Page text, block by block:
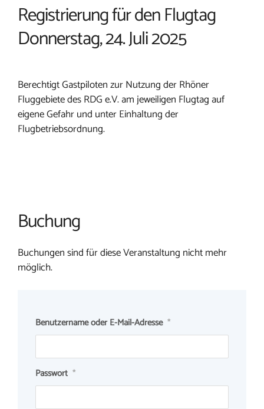
Registrierung für den Flugtag
Donnerstag, 24. Juli 2025
Berechtigt Gastpiloten zur Nutzung der Rhöner
Fluggebiete des RDG e.V. am jeweiligen Flugtag auf
eigene Gefahr und unter Einhaltung der
Flugbetriebsordnung.
Buchung
Buchungen sind für diese Veranstaltung nicht mehr
möglich.
Benutzername oder E-Mail-Adresse *
Passwort *